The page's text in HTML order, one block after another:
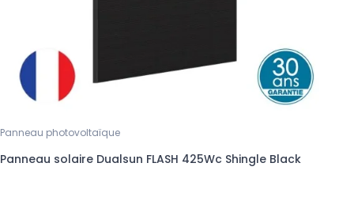
Panneau photovoltaïque
Panneau solaire Dualsun FLASH 425Wc Shingle Black